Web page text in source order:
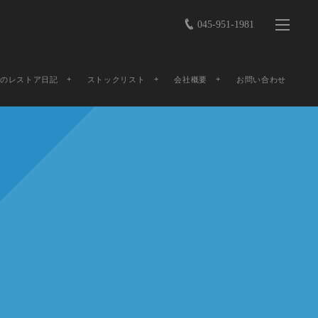
045-951-1981
レストア日記 ストックリスト 会社概要 お問い合わせ